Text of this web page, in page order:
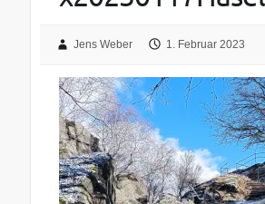
Jens Weber 1. Februar 2023